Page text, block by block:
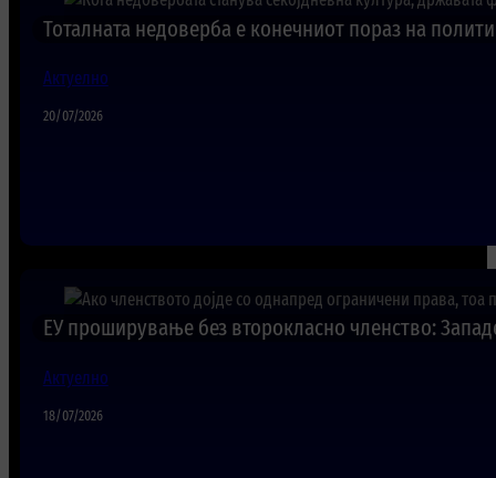
Тоталната недоверба е конечниот пораз на
Актуелно
20/07/2026
ЕУ проширување без второкласно членство:
Актуелно
18/07/2026